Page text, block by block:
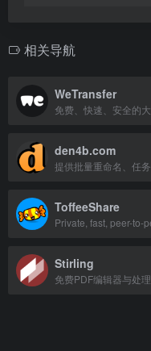
相关导航
WeTransfer
den4b.com
ToffeeShare
Stirling